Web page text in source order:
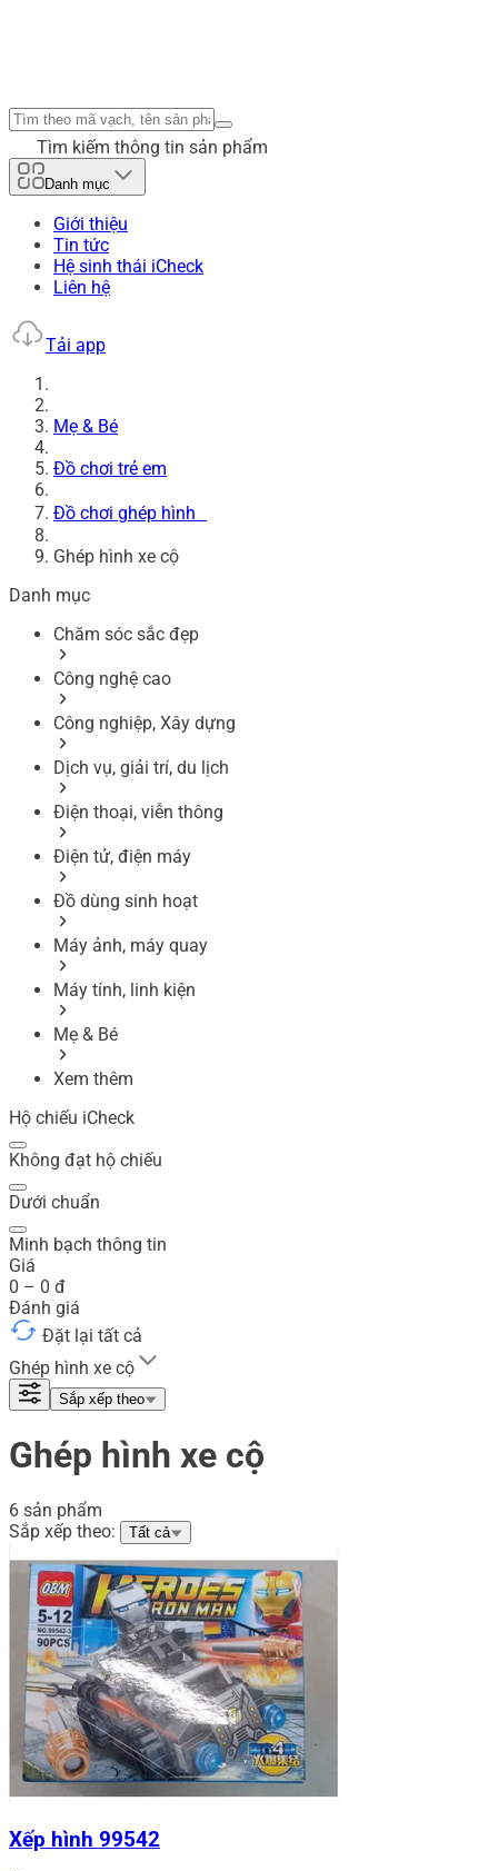
Tìm kiếm thông tin sản phẩm
Danh mục
Giới thiệu
Tin tức
Hệ sinh thái iCheck
Liên hệ
Tải app
Mẹ & Bé
Đồ chơi trẻ em
Đồ chơi ghép hình
Ghép hình xe cộ
Danh mục
Chăm sóc sắc đẹp
Công nghệ cao
Công nghiệp, Xây dựng
Dịch vụ, giải trí, du lịch
Điện thoại, viễn thông
Điện tử, điện máy
Đồ dùng sinh hoạt
Máy ảnh, máy quay
Máy tính, linh kiện
Mẹ & Bé
Xem thêm
Hộ chiếu iCheck
Không đạt hộ chiếu
Dưới chuẩn
Minh bạch thông tin
Giá
0 – 0 đ
Đánh giá
Đặt lại tất cả
Ghép hình xe cộ
Sắp xếp theo
Ghép hình xe cộ
6 sản phẩm
Sắp xếp theo:
Tất cả
Xếp hình 99542